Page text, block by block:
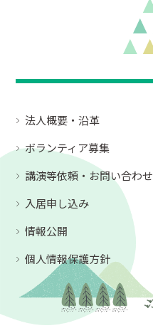
法人概要・沿革
ボランティア募集
講演等依頼・お問い合わせ
入居申し込み
情報公開
個人情報保護方針